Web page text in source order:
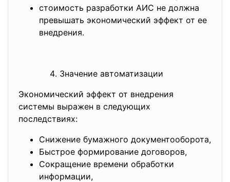
стоимость разработки АИС не должна
превышать экономический эффект от ее
внедрения.
Значение автоматизации
Экономический эффект от внедрения
системы выражен в следующих
последствиях:
Снижение бумажного документооборота,
Быстрое формирование договоров,
Сокращение времени обработки
информации,